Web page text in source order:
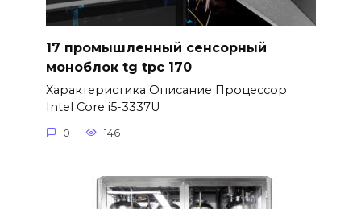
17 промышленный сенсорный
моноблок tg tpc 170
Характеристика Описание Процессор
Intel Core i5-3337U
0 146